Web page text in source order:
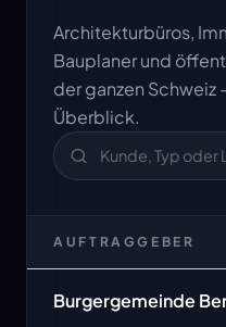
Architekturbüros,
Bauplaner und
der ganzen Schweiz
Überblick.
AUFTRAGGEBER
Burgergemeinde